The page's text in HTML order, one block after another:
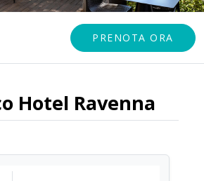
PRENOTA ORA
Hotel Ravenna